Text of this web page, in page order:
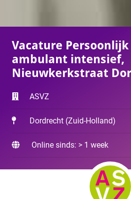
Vacature
ambulant intensief,
Nieuwkerkstraat
ASVZ
Dordrecht (Zuid-Holland)
Online sinds: > 1 week